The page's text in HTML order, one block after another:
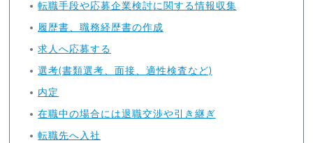
転職手段や応募企業検討に関する情報収集
履歴書、職務経歴書の作成
求人へ応募する
選考(書類選考、面接、適性検査など)
内定
在職中の場合には退職交渉や引き継ぎ
転職先へ入社